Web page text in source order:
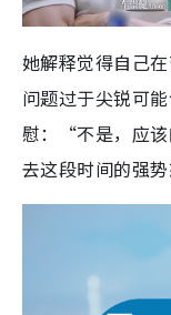
她解释觉得自己
问题过于尖锐可
慰：“不是，应
去这段时间的强